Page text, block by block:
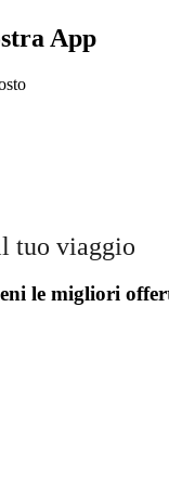
App
tuo viaggio
le migliori